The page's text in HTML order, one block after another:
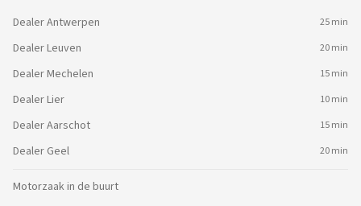
DealerAntwerpen 25 min
DealerLeuven 20 min
DealerMechelen 15 min
DealerLier 10 min
DealerAarschot 15 min
Dealer Geel 20 min
Motorzaak in de buurt